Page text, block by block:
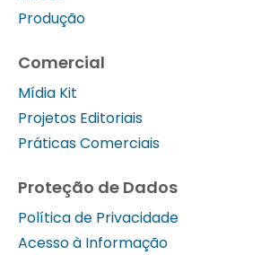
Produção
Comercial
Mídia Kit
Projetos Editoriais
Práticas Comerciais
Proteção de Dados
Política de Privacidade
Acesso à Informação